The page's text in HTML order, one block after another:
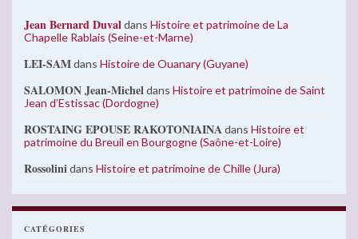
Jean Bernard Duvaldans Histoire et patrimoine de La
Chapelle Rablais (Seine-et-Marne)
LEI-SAMdans Histoire de Ouanary (Guyane)
SALOMON Jean-Micheldans Histoire et patrimoine de Saint
Jean d’Estissac (Dordogne)
ROSTAING EPOUSE RAKOTONIAINAdans Histoire et
patrimoine du Breuil en Bourgogne (Saône-et-Loire)
Rossolinidans Histoire et patrimoine de Chille (Jura)
CATÉGORIES